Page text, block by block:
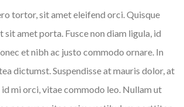
tortor, sit amet eleifend orci. Quisque
sit amet porta. Fusce non diam ligula, id
et nibh ac justo commodo ornare. In
dictumst. Suspendisse at mauris dolor, at
id mi orci, vitae commodo leo. Nullam ut